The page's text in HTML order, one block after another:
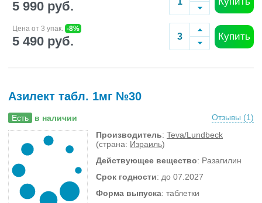
5 990 руб.
Цена от 3 упак. -8%
5 490 руб. Купить
Азилект табл. 1мг №30
Есть в наличии Отзывы (1)
Производитель: Teva/Lundbeck
(страна: Израиль)
Действующее вещество: Разагилин
Срок годности: до 07.2027
Форма выпуска: таблетки